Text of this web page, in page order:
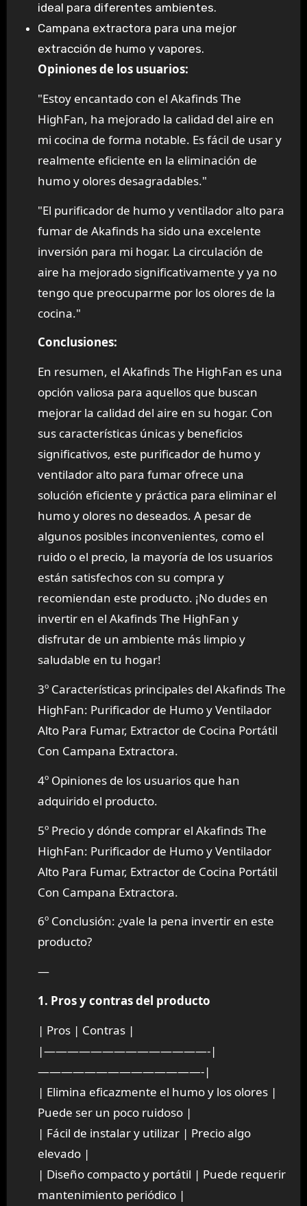
ideal para diferentes ambientes.
Campana extractora para una mejor
extracción de humo y vapores.
Opiniones de los usuarios:
"Estoy encantado con el Akafinds The
HighFan, ha mejorado la calidad del aire en
mi cocina de forma notable. Es fácil de usar y
realmente eficiente en la eliminación de
humo y olores desagradables."
"El purificador de humo y ventilador alto para
fumar de Akafinds ha sido una excelente
inversión para mi hogar. La circulación de
aire ha mejorado significativamente y ya no
tengo que preocuparme por los olores de la
cocina."
Conclusiones:
En resumen, el Akafinds The HighFan es una
opción valiosa para aquellos que buscan
mejorar la calidad del aire en su hogar. Con
sus características únicas y beneficios
significativos, este purificador de humo y
ventilador alto para fumar ofrece una
solución eficiente y práctica para eliminar el
humo y olores no deseados. A pesar de
algunos posibles inconvenientes, como el
ruido o el precio, la mayoría de los usuarios
están satisfechos con su compra y
recomiendan este producto. ¡No dudes en
invertir en el Akafinds The HighFan y
disfrutar de un ambiente más limpio y
saludable en tu hogar!
3º Características principales del Akafinds The
HighFan: Purificador de Humo y Ventilador
Alto Para Fumar, Extractor de Cocina Portátil
Con Campana Extractora.
4º Opiniones de los usuarios que han
adquirido el producto.
5º Precio y dónde comprar el Akafinds The
HighFan: Purificador de Humo y Ventilador
Alto Para Fumar, Extractor de Cocina Portátil
Con Campana Extractora.
6º Conclusión: ¿vale la pena invertir en este
producto?
—
1. Pros y contras del producto
| Pros | Contras |
|——————————————-|
——————————————-|
| Elimina eficazmente el humo y los olores |
Puede ser un poco ruidoso |
| Fácil de instalar y utilizar | Precio algo
elevado |
| Diseño compacto y portátil | Puede requerir
mantenimiento periódico |